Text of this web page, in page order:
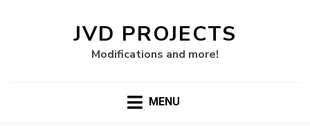
JVD PROJECTS
Modifications and more!
MENU